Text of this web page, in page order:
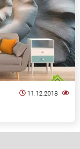
11.12.2018